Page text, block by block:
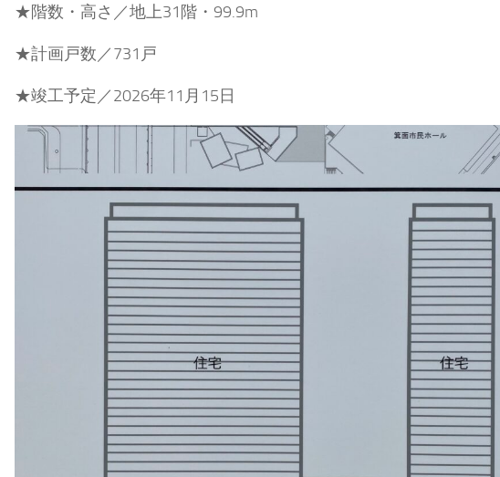
★階数・高さ／地上31階・99.9m
★計画戸数／731戸
★竣工予定／2026年11月15日